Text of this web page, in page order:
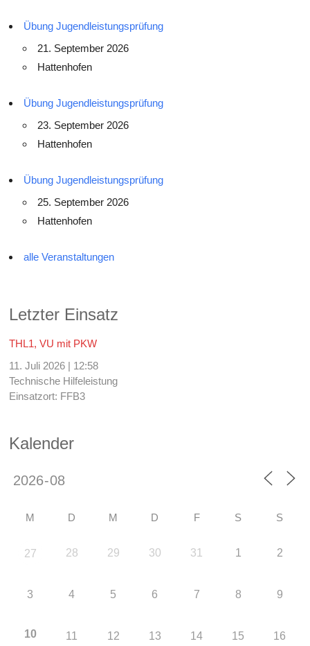
Übung Jugendleistungsprüfung
21. September 2026
Hattenhofen
Übung Jugendleistungsprüfung
23. September 2026
Hattenhofen
Übung Jugendleistungsprüfung
25. September 2026
Hattenhofen
alle Veranstaltungen
Letzter Einsatz
THL1, VU mit PKW
11. Juli 2026 | 12:58
Technische Hilfeleistung
Einsatzort: FFB3
Kalender
M D M D F S S
27 28 29 30 31 1 2
3 4 5 6 7 8 9
10 11 12 13 14 15 16